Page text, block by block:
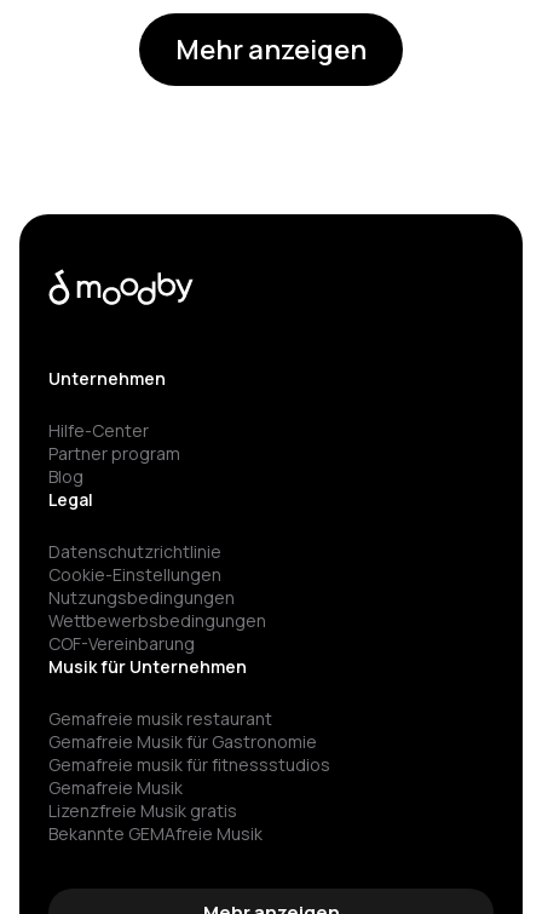
Mehr anzeigen
Unternehmen
Hilfe-Center
Partner program
Blog
Legal
Datenschutzrichtlinie
Cookie-Einstellungen
Nutzungsbedingungen
Wettbewerbsbedingungen
COF-Vereinbarung
Musik für Unternehmen
Gemafreie musik restaurant
Gemafreie Musik für Gastronomie
Gemafreie musik für fitness­studios
Gemafreie Musik
Lizenzfreie Musik gratis
Bekannte GEMAfreie Musik
Gemafreie wartemusik